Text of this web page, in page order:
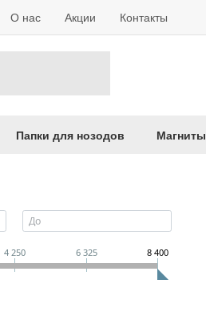
О нас Акции Контакты
Папки для нозодов Магниты
4 250 6 325 8 400